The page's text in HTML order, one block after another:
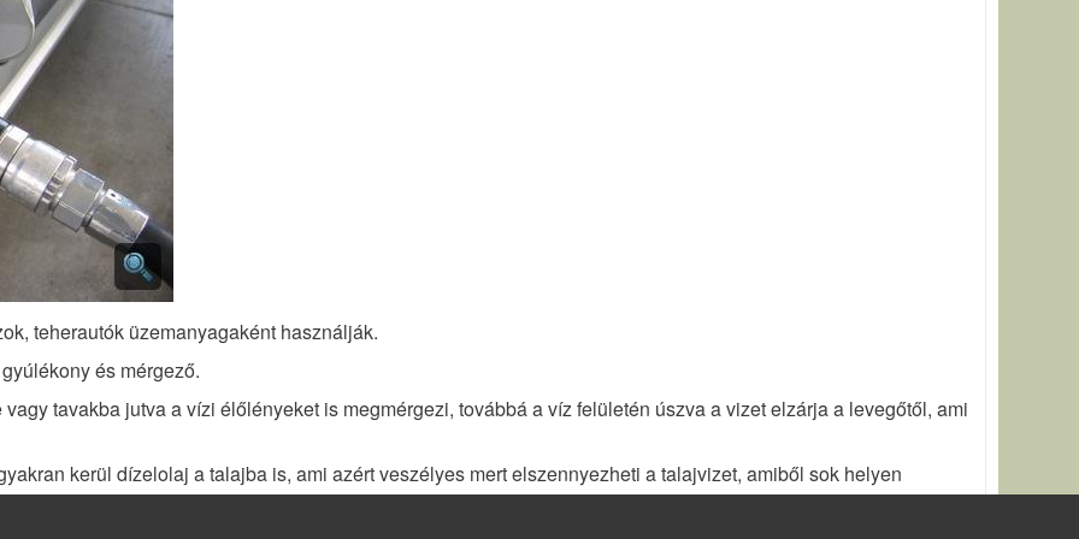
teherautók üzemanyagaként használják.
és mérgező.
tavakba jutva a vízi élőlényeket is megmérgezi, továbbá a víz felületén úszva a vizet elzárja a levegőtől, ami
kerül dízelolaj a talajba is, ami azért veszélyes mert elszennyezheti a talajvizet, amiből sok helyen